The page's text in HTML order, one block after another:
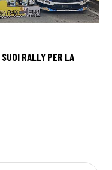
RALLY PER LA